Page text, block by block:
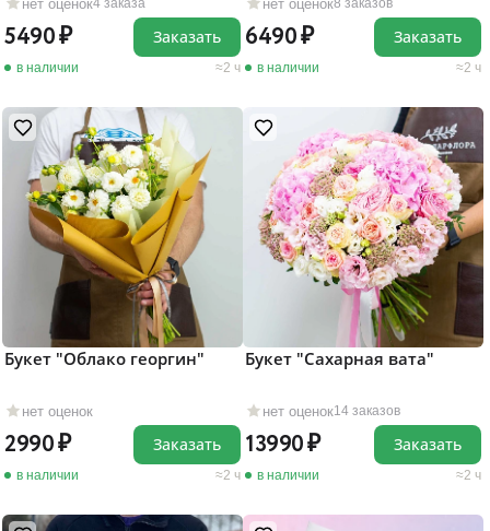
нет оценок4 заказа
5490
в наличии 2 ч
Заказать
нет оценок8 заказов
6490
в наличии 2 ч
Заказать
нет оценок
Букет "Облако георгин"
2990
в наличии 2 ч
Заказать
нет оценок14 заказов
Букет "Сахарная вата"
13990
в наличии 2 ч
Заказать